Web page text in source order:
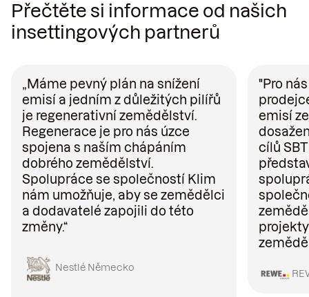
Přečtěte si informace od našich
insettingových partnerů
„Máme pevný plán na snížení
emisí a jedním z důležitých pilířů
je regenerativní zemědělství.
Regenerace je pro nás úzce
spojena s naším chápáním
dobrého zemědělství.
Spolupráce se společností Klim
nám umožňuje, aby se zemědělci
a dodavatelé zapojili do této
změny.“
Nestlé Německo
"Pro
emisí
cílů